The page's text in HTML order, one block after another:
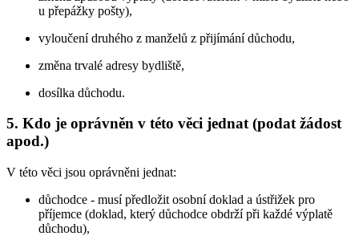
u přepážky pošty),
vyloučení druhého z manželů z přijímání důchodu,
změna trvalé adresy bydliště,
dosílka důchodu.
5. Kdo je oprávněn v této věci jednat (podat žádost
apod.)
V této věci jsou oprávněni jednat:
důchodce - musí předložit osobní doklad a ústřižek pro
příjemce (doklad, který důchodce obdrží při každé výplatě
důchodu),